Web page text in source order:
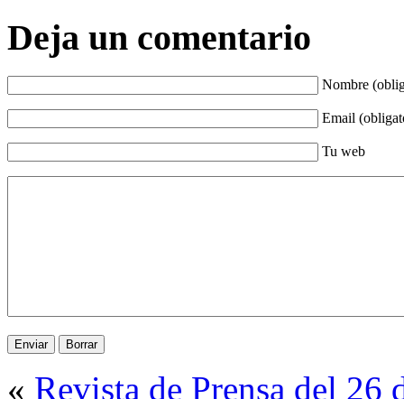
Deja un comentario
Nombre
Email
Tu web
« Revista de Prensa del 26